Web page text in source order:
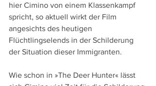
hier Cimino von einem Klassenkampf
spricht, so aktuell wirkt der Film
angesichts des heutigen
Flüchtlingselends in der Schilderung
der Situation dieser Immigranten.
Wie schon in »The Deer Hunter« lässt